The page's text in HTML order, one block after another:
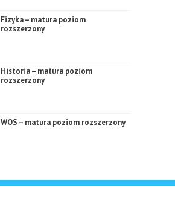
Fizyka – matura poziom
rozszerzony
Historia – matura poziom
rozszerzony
WOS – matura poziom rozszerzony